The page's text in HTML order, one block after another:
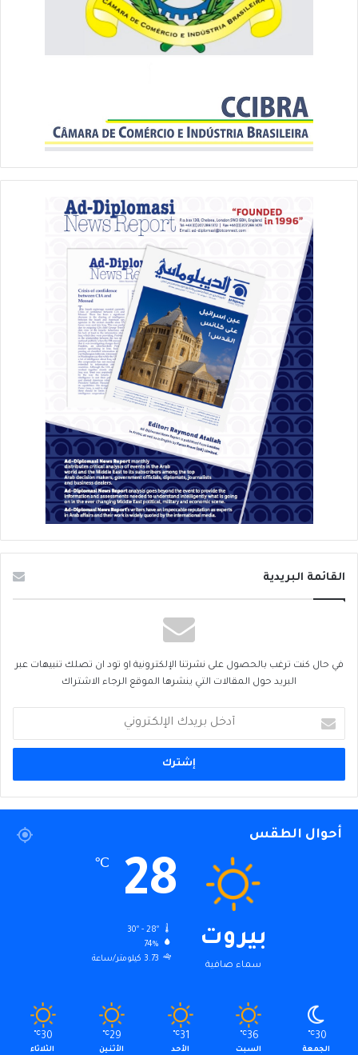
القائمة البريدية
في حال كنت ترغب بالحصول على نشرتنا الإلكترونية او تود ان تصلك تنبيهات عبر
البريد حول المقالات التي ينشرها الموقع الرجاء الاشتراك
بريدك
الإلكتروني
أحوال الطقس
بيروت
سماء صافية
28
℃
30º - 28º
74%
3.73 كيلومتر/ساعة
30
℃
الجمعة
36
℃
السبت
31
℃
الأحد
29
℃
الأثنين
30
℃
الثلاثاء